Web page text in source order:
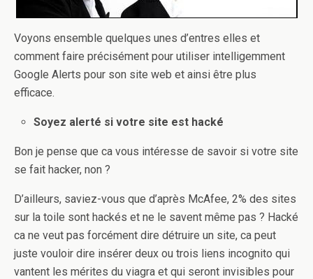
Voyons ensemble quelques unes d’entres elles et
comment faire précisément pour utiliser intelligemment
Google Alerts pour son site web et ainsi être plus
efficace.
Soyez alerté si votre site est hacké
Bon je pense que ca vous intéresse de savoir si votre site
se fait hacker, non ?
D’ailleurs, saviez-vous que d’après McAfee, 2% des sites
sur la toile sont hackés et ne le savent même pas ? Hacké
ca ne veut pas forcément dire détruire un site, ca peut
juste vouloir dire insérer deux ou trois liens incognito qui
vantent les mérites du viagra et qui seront invisibles pour